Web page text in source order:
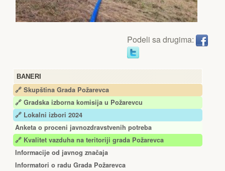
BANERI
🔗 Skupština Grada Požarevca
🔗 Gradska izborna komisija u Požarevcu
🔗 Lokalni izbori 2024
Anketa o proceni javnozdravstvenih potreba
🔗 Kvalitet vazduha na teritoriji grada Požarevca
Informacije od javnog značaja
Informatori o radu Grada Požarevca
Podeli sa drugima: